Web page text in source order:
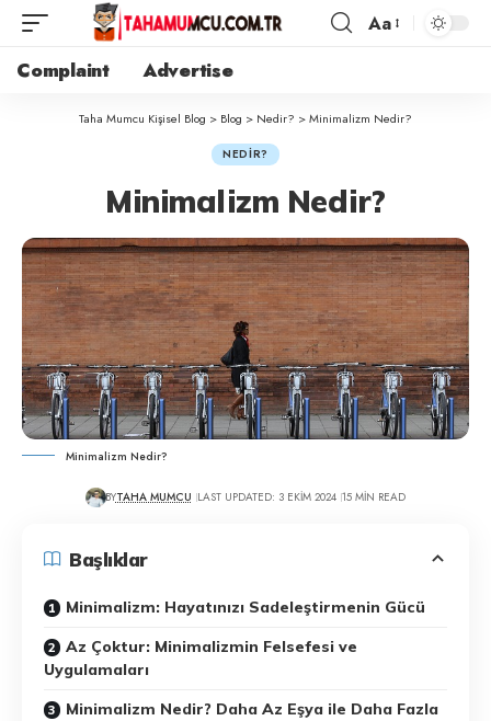
Aa
Complaint Advertise
Taha Mumcu Kişisel Blog > Blog > Nedir? >Minimalizm Nedir?
NEDIR?
Minimalizm Nedir?
Minimalizm Nedir?
BYTAHA MUMCU LAST UPDATED: 3 EKIM 2024 15 MIN READ
Başlıklar
Minimalizm: Hayatınızı Sadeleştirmenin Gücü
Az Çoktur: Minimalizmin Felsefesi ve
Uygulamaları
Minimalizm Nedir? Daha Az Eşya ile Daha Fazla